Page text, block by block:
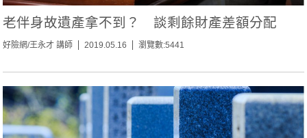
老伴身故遺產拿不到？ 談剩餘財產差額分配
好險網/王永才 講師 2019.05.16 瀏覽數:5441